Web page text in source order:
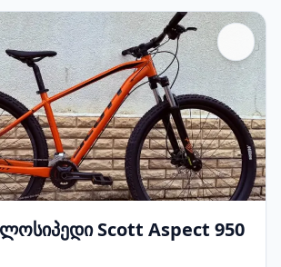
Scott Aspect 950